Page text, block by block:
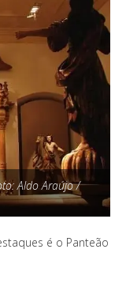
Aldo Araújo /
é o Panteão